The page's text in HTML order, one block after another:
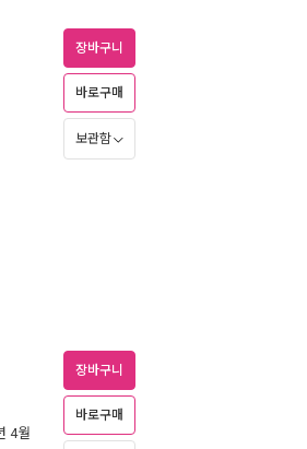
장바구니
바로구매
보관함
4월
장바구니
바로구매